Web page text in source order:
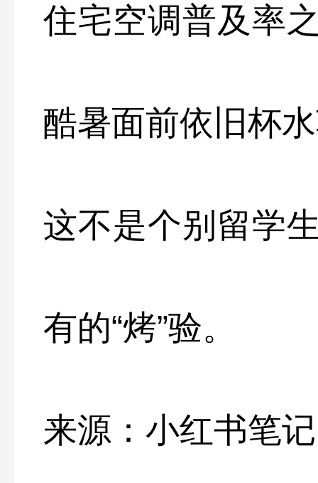
住宅空调普及率
酷暑面前依旧杯
这不是个别留学
有的“烤”验。
来源：小红书笔记